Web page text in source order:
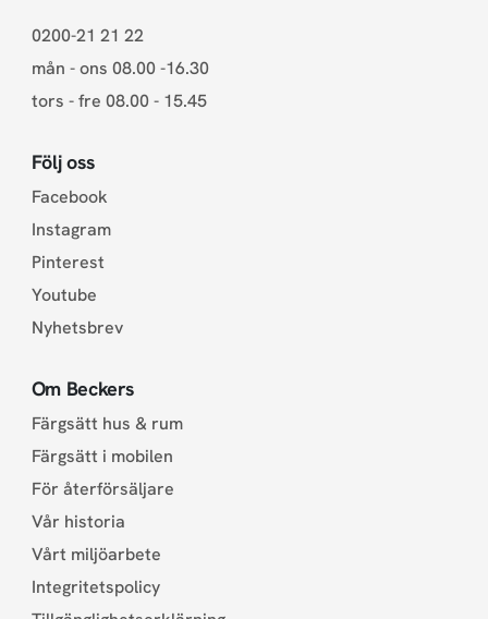
0200-21 21 22
mån - ons 08.00 -16.30
tors - fre 08.00 - 15.45
Följ oss
Facebook
Instagram
Pinterest
Youtube
Nyhetsbrev
Om Beckers
Färgsätt hus & rum
Färgsätt i mobilen
För återförsäljare
Vår historia
Vårt miljöarbete
Integritetspolicy